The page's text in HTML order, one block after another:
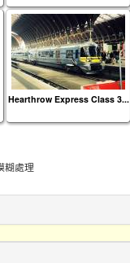
Hearthrow Express Class 3...
糊處理